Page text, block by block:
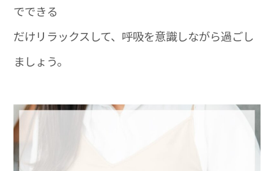
でできる
だけリラックスして、呼吸を意識しながら過ごし
ましょう。